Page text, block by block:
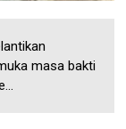
masa bakti